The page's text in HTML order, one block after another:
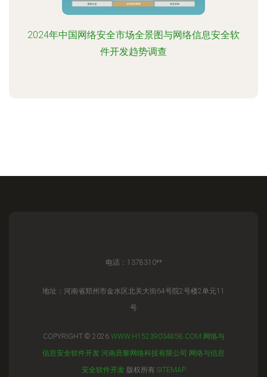
2024年中国网络安全市场全景图与网络信息安全软
件开发趋势调查
电话：1378310**
地址：河南省郑州市金水区北关大街64号院2号楼2单元11
号
COPYRIGHT © 2026 WWW.H15239034858.COM 网络与
信息安全软件开发 河南庶黎网络科技有限公司 网络与信息
安全软件开发版权所有 SITEMAP